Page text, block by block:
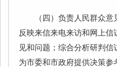
（四）负责人民群众意
反映来信来电来访和网上
见和问题；综合分析研判信
为市委和市政府提供决策参